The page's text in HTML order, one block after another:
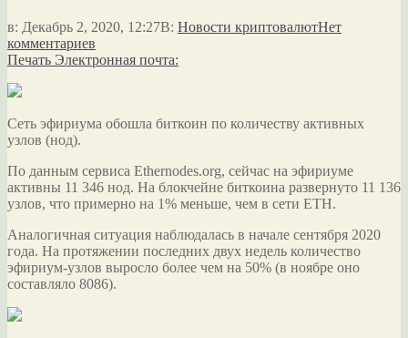
в: Декабрь 2, 2020, 12:27В: Новости криптовалютНет
комментариев
Печать Электронная почта:
Сеть эфириума обошла биткоин по количеству активных
узлов (нод).
По данным сервиса Ethernodes.org, сейчас на эфириуме
активны 11 346 нод. На блокчейне биткоина развернуто 11 136
узлов, что примерно на 1% меньше, чем в сети ETH.
Аналогичная ситуация наблюдалась в начале сентября 2020
года. На протяжении последних двух недель количество
эфириум-узлов выросло более чем на 50% (в ноябре оно
составляло 8086).